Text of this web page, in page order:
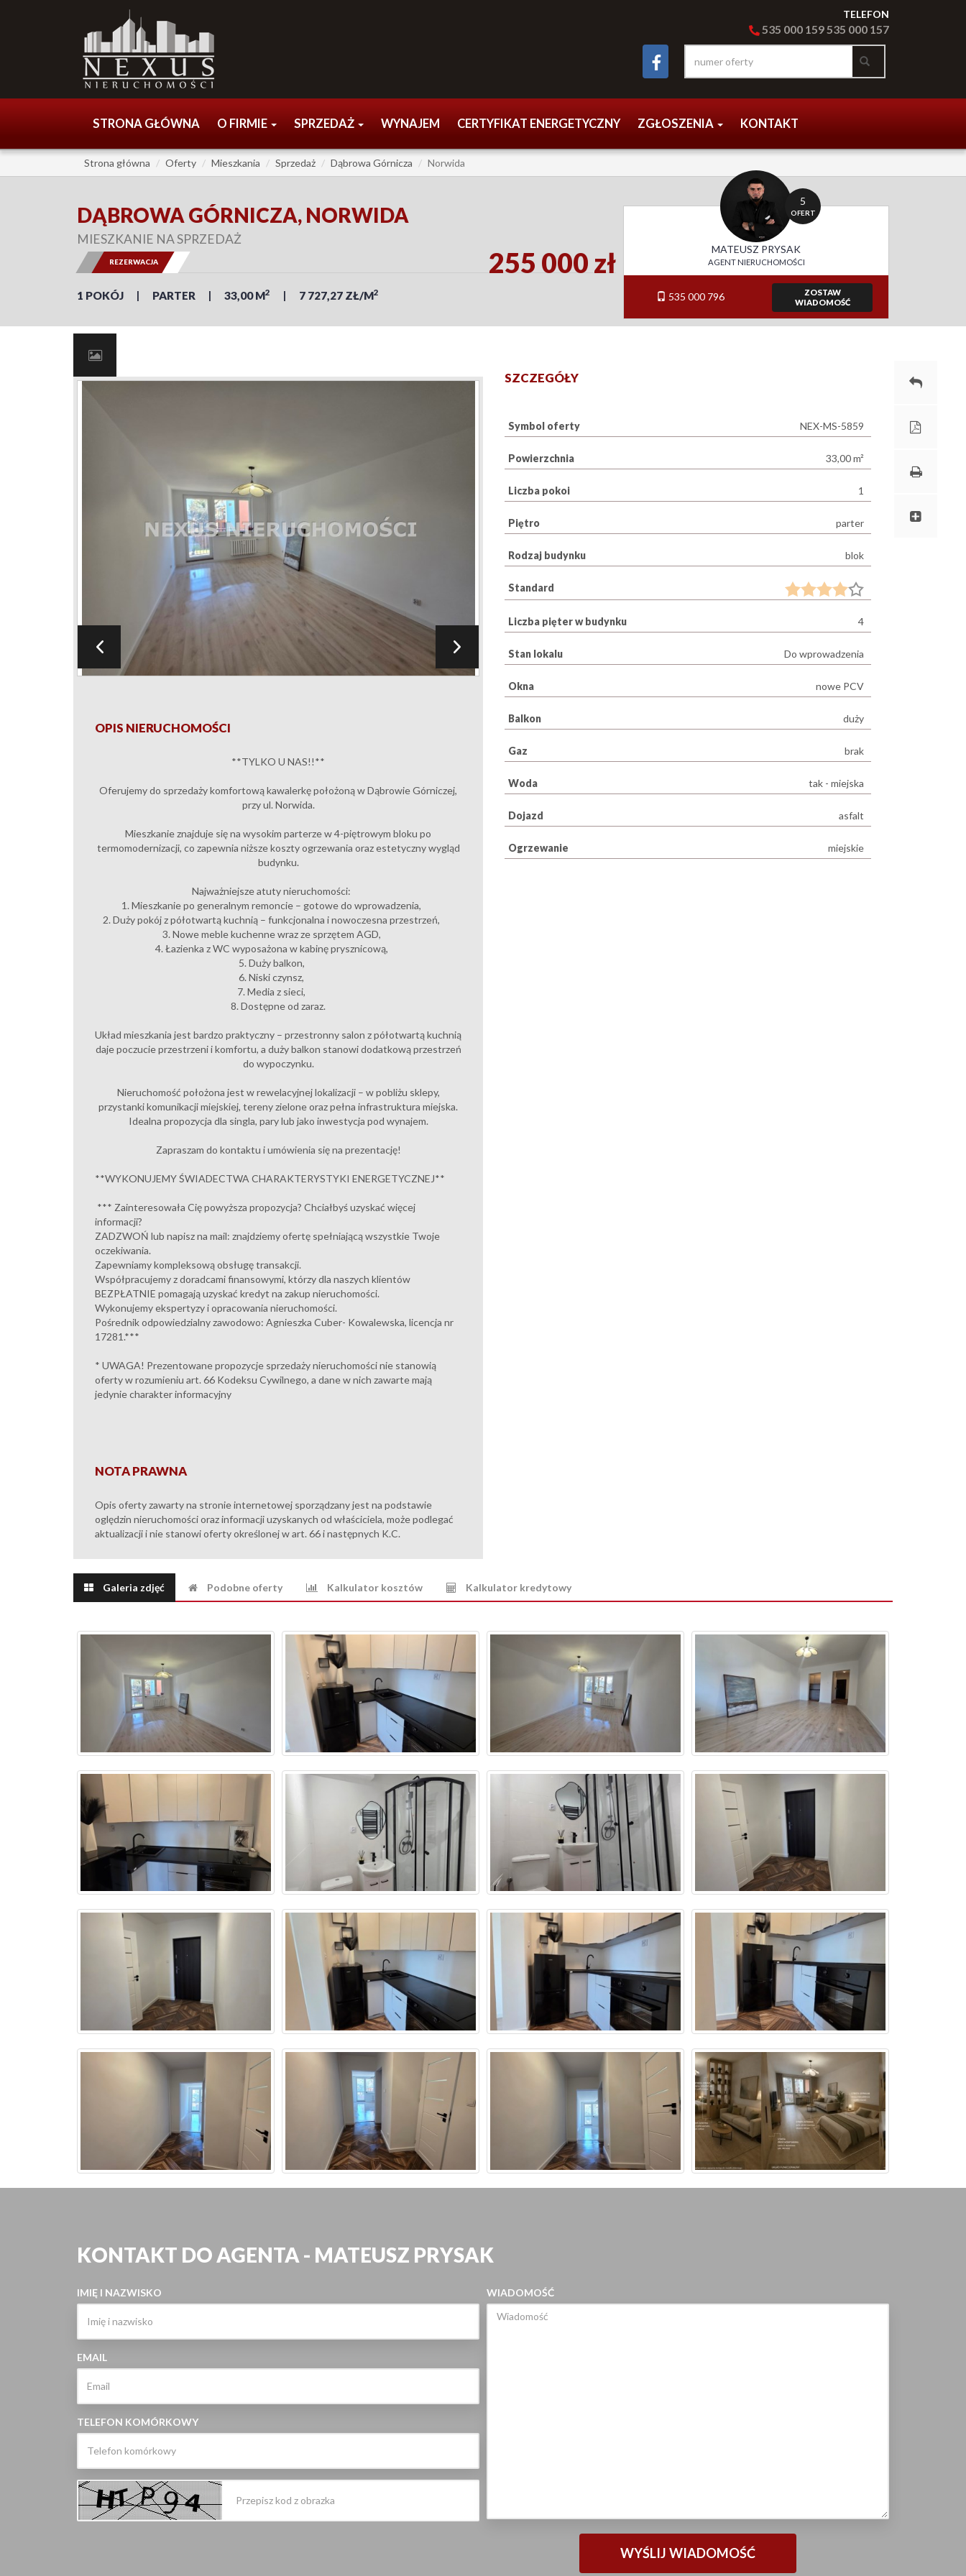
TELEFON
535 000 159535 000 157
STRONA GŁÓWNA O FIRMIE SPRZEDAŻ WYNAJEM CERTYFIKAT ENERGETYCZNY ZGŁOSZENIA KONTAKT
Strona główna Oferty Mieszkania Sprzedaż Dąbrowa Górnicza Norwida
DĄBROWA GÓRNICZA, NORWIDA
MIESZKANIE NA SPRZEDAŻ
1 POKÓJ PARTER 33,00 M2 7 727,27 ZŁ/M2
255 000 zł
REZERWACJA
5
OFERT
MATEUSZ PRYSAK
AGENT NIERUCHOMOŚCI
535 000 796
ZOSTAW
WIADOMOŚĆ
OPIS NIERUCHOMOŚCI
**TYLKO U NAS!!**
Oferujemy do sprzedaży komfortową kawalerkę położoną w Dąbrowie Górniczej,
przy ul. Norwida.
Mieszkanie znajduje się na wysokim parterze w 4-piętrowym bloku po
termomodernizacji, co zapewnia niższe koszty ogrzewania oraz estetyczny wygląd
budynku.
Najważniejsze atuty nieruchomości:
1. Mieszkanie po generalnym remoncie – gotowe do wprowadzenia,
2. Duży pokój z półotwartą kuchnią – funkcjonalna i nowoczesna przestrzeń,
3. Nowe meble kuchenne wraz ze sprzętem AGD,
4. Łazienka z WC wyposażona w kabinę prysznicową,
5. Duży balkon,
6. Niski czynsz,
7. Media z sieci,
8. Dostępne od zaraz.
Układ mieszkania jest bardzo praktyczny – przestronny salon z półotwartą kuchnią
daje poczucie przestrzeni i komfortu, a duży balkon stanowi dodatkową przestrzeń
do wypoczynku.
Nieruchomość położona jest w rewelacyjnej lokalizacji – w pobliżu sklepy,
przystanki komunikacji miejskiej, tereny zielone oraz pełna infrastruktura miejska.
Idealna propozycja dla singla, pary lub jako inwestycja pod wynajem.
Zapraszam do kontaktu i umówienia się na prezentację!
**WYKONUJEMY ŚWIADECTWA CHARAKTERYSTYKI ENERGETYCZNEJ**
*** Zainteresowała Cię powyższa propozycja? Chciałbyś uzyskać więcej
informacji?
ZADZWOŃ lub napisz na mail: znajdziemy ofertę spełniającą wszystkie Twoje
oczekiwania.
Zapewniamy kompleksową obsługę transakcji.
Współpracujemy z doradcami finansowymi, którzy dla naszych klientów
BEZPŁATNIE pomagają uzyskać kredyt na zakup nieruchomości.
Wykonujemy ekspertyzy i opracowania nieruchomości.
Pośrednik odpowiedzialny zawodowo: Agnieszka Cuber- Kowalewska, licencja nr
17281.***
* UWAGA! Prezentowane propozycje sprzedaży nieruchomości nie stanowią
oferty w rozumieniu art. 66 Kodeksu Cywilnego, a dane w nich zawarte mają
jedynie charakter informacyjny
NOTA PRAWNA
Opis oferty zawarty na stronie internetowej sporządzany jest na podstawie
oględzin nieruchomości oraz informacji uzyskanych od właściciela, może podlegać
aktualizacji i nie stanowi oferty określonej w art. 66 i następnych K.C.
SZCZEGÓŁY
Symbol oferty NEX-MS-5859
Powierzchnia 33,00 m²
Liczba pokoi 1
Piętro parter
Rodzaj budynku blok
Standard
Liczba pięter w budynku 4
Stan lokalu Do wprowadzenia
Okna nowe PCV
Balkon duży
Gaz brak
Woda tak - miejska
Dojazd asfalt
Ogrzewanie miejskie
Galeria zdjęć Podobne oferty Kalkulator kosztów Kalkulator kredytowy
KONTAKT DO AGENTA - MATEUSZ PRYSAK
IMIĘ I NAZWISKO
EMAIL
TELEFON KOMÓRKOWY
WIADOMOŚĆ